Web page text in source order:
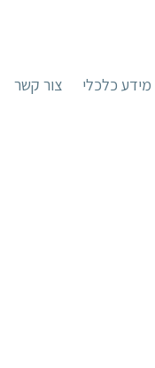
מידע כלכלי צור קשר